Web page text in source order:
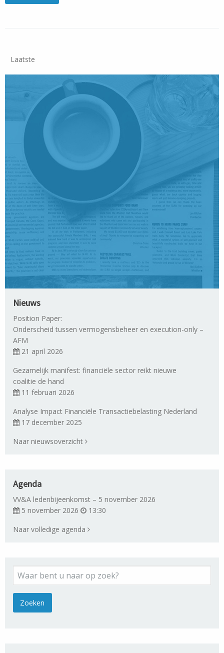
Laatste
Nieuws
Position Paper:
Onderscheid tussen vermogensbeheer en execution-only –
AFM
21 april 2026
Gezamelijk manifest: financiële sector reikt nieuwe
coalitie de hand
11 februari 2026
Analyse Impact Financiële Transactiebelasting Nederland
17 december 2025
Naar nieuwsoverzicht
Agenda
VV&A ledenbijeenkomst – 5 november 2026
5 november 2026
13:30
Naar volledige agenda